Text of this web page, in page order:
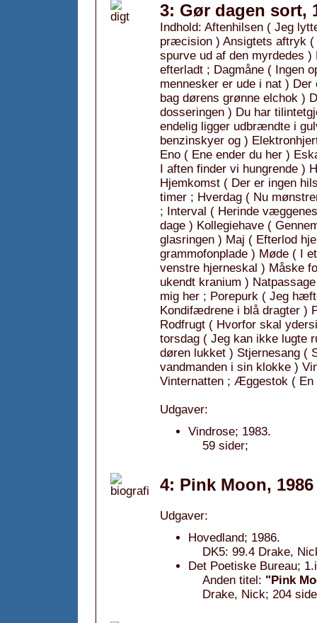
3: Gør dagen sort,
Indhold: Aftenhilsen ( Jeg
præcision ) Ansigtets aftryk (
spurve ud af den myrdedes
efterladt ; Dagmåne ( Ingen
mennesker er ude i nat )
bag dørens grønne elchok )
dosseringen ) Du har
endelig ligger udbrændte i
benzinskyer og )
Eno ( Ene ender du her )
I aften finder vi hungrende )
Hjemkomst ( Der er ingen
timer ; Hverdag ( Nu
; Interval ( Herinde
dage ) Kollegiehave (
glasringen ) Maj ( Efterlod
grammofonplade ) Møde ( I
venstre hjerneskal ) Måske
ukendt kranium )
mig her ; Porepurk ( Jeg
Kondifædrene i blå dragter )
Rodfrugt ( Hvorfor skal
torsdag ( Jeg kan ikke lugte
døren lukket ) Stjernesang (
vandmanden i sin klokke )
Vinternatten ; Æggestok (
Udgaver:
Vindrose; 1983.
59 sider;
4: Pink Moon, 1986
Udgaver:
Hovedland; 1986.
DK5: 99.4 Drake,
Det Poetiske Bureau;
Anden titel: "Pink
Drake, Nick; 204